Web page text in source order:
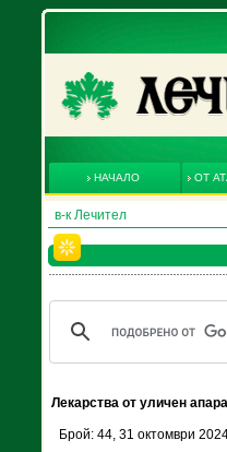
НАЧАЛО ОТ
в-к Лечител
Лекарства от уличен
Брой: 44, 31 октомври